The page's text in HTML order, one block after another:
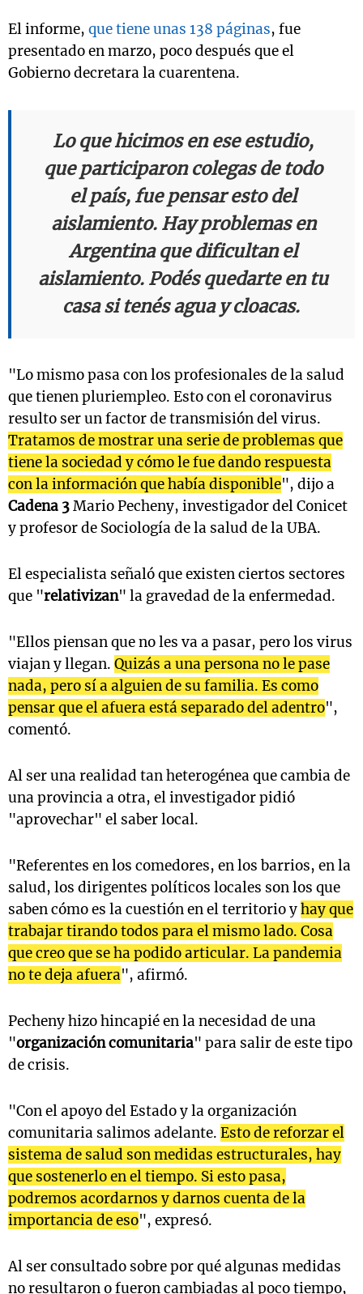
El informe, que tiene unas 138 páginas, fue
presentado en marzo, poco después que el
Gobierno decretara la cuarentena.
Lo que hicimos en ese estudio,
que participaron colegas de todo
el país, fue pensar esto del
aislamiento. Hay problemas en
Argentina que dificultan el
aislamiento. Podés quedarte en tu
casa si tenés agua y cloacas.
"Lo mismo pasa con los profesionales de la salud
que tienen pluriempleo. Esto con el coronavirus
resulto ser un factor de transmisión del virus.
Tratamos de mostrar una serie de problemas que
tiene la sociedad y cómo le fue dando respuesta
con la información que había disponible", dijo a
Cadena 3Mario Pecheny, investigador del Conicet
y profesor de Sociología de la salud de la UBA.
El especialista señaló que existen ciertos sectores
que "relativizan" la gravedad de la enfermedad.
"Ellos piensan que no les va a pasar, pero los virus
viajan y llegan. Quizás a una persona no le pase
nada, pero sí a alguien de su familia. Es como
pensar que el afuera está separado del adentro",
comentó.
Al ser una realidad tan heterogénea que cambia de
una provincia a otra, el investigador pidió
"aprovechar" el saber local.
"Referentes en los comedores, en los barrios, en la
salud, los dirigentes políticos locales son los que
saben cómo es la cuestión en el territorio yhay que
trabajar tirando todos para el mismo lado. Cosa
que creo que se ha podido articular. La pandemia
no te deja afuera", afirmó.
Pecheny hizo hincapié en la necesidad de una
"organización comunitaria" para salir de este tipo
de crisis.
"Con el apoyo del Estado y la organización
comunitaria salimos adelante. Esto de reforzar el
sistema de salud son medidas estructurales, hay
que sostenerlo en el tiempo. Si esto pasa,
podremos acordarnos y darnos cuenta de la
importancia de eso", expresó.
Al ser consultado sobre por qué algunas medidas
no resultaron o fueron cambiadas al poco tiempo,